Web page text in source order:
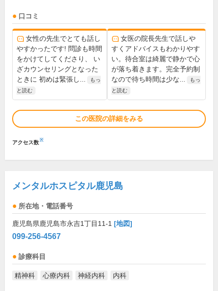
口コミ
女性の先生でとても話し
やすかったです! 問診も時間
をかけてしてくださり、 い
ざカウンセリングとなった
ときに 初めは緊張し...
もっ
と読む
女医の院長先生で話しや
すくアドバイスもわかりやす
い。待合室は綺麗で静かで心
が落ち着きます。完全予約制
なので待ち時間は少な...
もっ
と読む
この医院の詳細をみる
アクセス数※
メンタルホスピタル鹿児島
所在地・電話番号
鹿児島県鹿児島市永吉1丁目11-1 [地図]
099-256-4567
診療科目
精神科 心療内科 神経内科 内科